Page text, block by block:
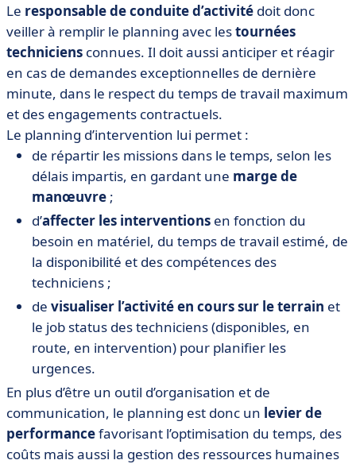
Le responsable de conduite d’activité doit donc
veiller à remplir le planning avec lestournées
techniciens connues. Il doit aussi anticiper et réagir
en cas de demandes exceptionnelles de dernière
minute, dans le respect du temps de travail maximum
et des engagements contractuels.
Le planning d’intervention lui permet :
de répartir les missions dans le temps, selon les
délais impartis, en gardant une marge de
manœuvre ;
d’affecter les interventions en fonction du
besoin en matériel, du temps de travail estimé, de
la disponibilité et des compétences des
techniciens ;
de visualiser l’activité en cours sur le terrain et
le job status des techniciens (disponibles, en
route, en intervention) pour planifier les
urgences.
En plus d’être un outil d’organisation et de
communication, le planning est donc un levier de
performancefavorisant l’optimisation du temps, des
coûts mais aussi la gestion des ressources humaines